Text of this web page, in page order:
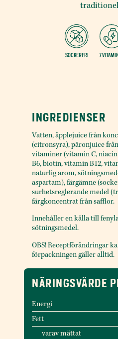
SOCKERFRI 7
NÄRINGSVÄRDE
Energi
Fett
varav mättat
INGREDIENSER
Vatten, äpplejuice från
(citronsyra), päronjuice
vitaminer (vitamin C,
B6, biotin, vitamin B12,
naturlig arom,
aspartam), färgämne
surhetsreglerande medel
färgkoncentrat från safflor.
Innehåller en källa till
sötningsmedel.
OBS! Receptförändringar
förpackningen gäller alltid.